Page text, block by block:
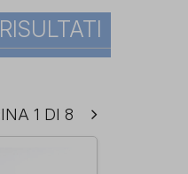
1 DI 8